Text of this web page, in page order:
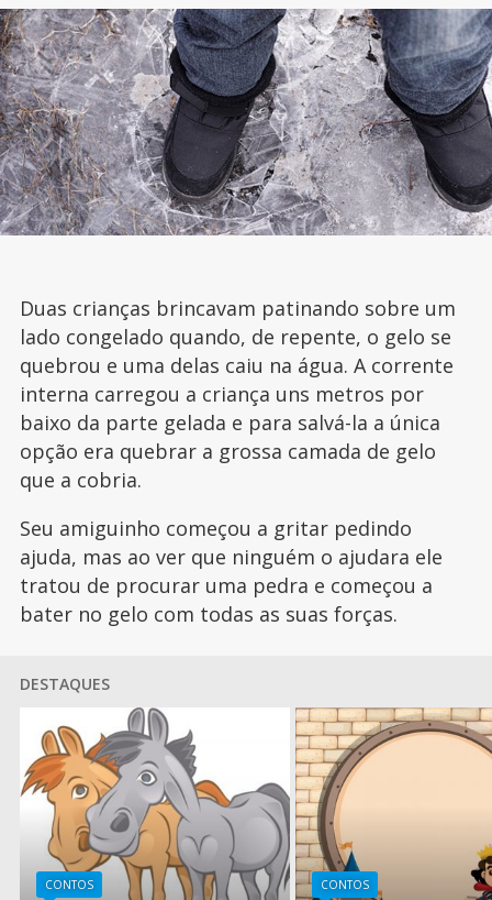
Duas crianças brincavam patinando sobre um
lado congelado quando, de repente, o gelo se
quebrou e uma delas caiu na água. A corrente
interna carregou a criança uns metros por
baixo da parte gelada e para salvá-la a única
opção era quebrar a grossa camada de gelo
que a cobria.
Seu amiguinho começou a gritar pedindo
ajuda, mas ao ver que ninguém o ajudara ele
tratou de procurar uma pedra e começou a
bater no gelo com todas as suas forças.
DESTAQUES
CONTOS CONTOS